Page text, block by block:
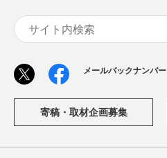
メールバックナンバー
寄稿・取材企画募集